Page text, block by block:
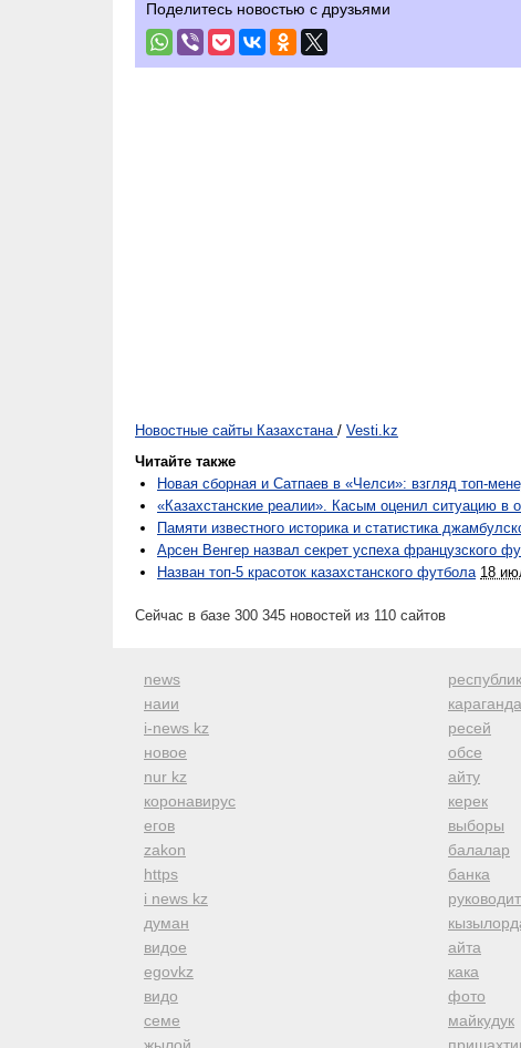
Поделитесь новостью с друзьями
Новостные сайты Казахстана / Vesti.kz
Читайте также
Новая сборная и Сатпаев в «Челси»: взгляд топ-
«Казахстанские реалии». Касым оценил ситуацию в
Памяти известного историка и статистика
Арсен Венгер назвал секрет успеха французского
Назван топ-5 красоток казахстанского футбола 18
Сейчас в базе 300 345 новостей из 110 сайтов
news
наии
i-news kz
новое
nur kz
коронавирус
егов
zakon
https
i news kz
думан
видое
egovkz
видо
семе
караганда
ресей
обсе
айту
керек
выборы
балалар
банка
айта
кака
фото
майкудук